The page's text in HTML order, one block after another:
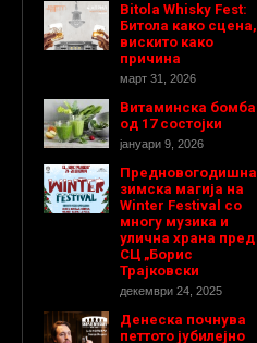
Bitola Whisky Fest:
Битола како сцена,
вискито како
причина
март 31, 2026
Витаминска бомба
од 17 состојки
јануари 9, 2026
Предновогодишнa
зимска магија на
Winter Festival со
многу музика и
улична храна пред
СЦ „Борис
Трајковски
декември 24, 2025
Денеска почнува
петтото јубилејно